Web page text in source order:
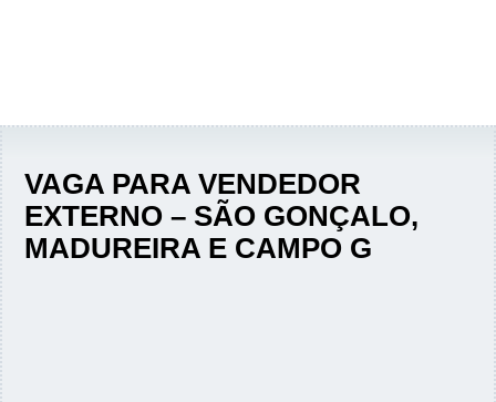
VAGA PARA VENDEDOR
EXTERNO – SÃO GONÇALO,
MADUREIRA E CAMPO G